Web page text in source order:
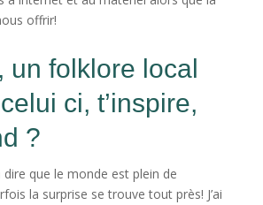
offrir!
un folklore local
ci, t’inspire,
?
dire que le monde est plein de
la surprise se trouve tout près! J’ai